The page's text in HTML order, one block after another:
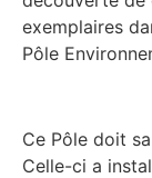
exemplaires
Pôle
Ce Pôle doit
Celle-ci a